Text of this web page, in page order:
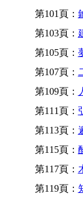
第101頁：
第103頁：
第105頁：
第107頁：
第109頁：
第111頁：
第113頁：
第115頁：
第117頁：
第119頁：